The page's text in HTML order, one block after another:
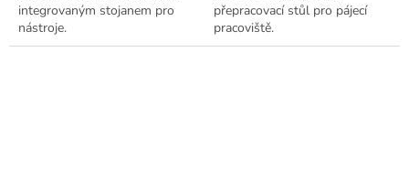
integrovaným stojanem pro
nástroje.
přepracovací stůl pro pájecí
pracoviště.